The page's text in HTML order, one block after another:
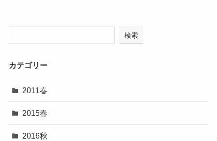
検索
カテゴリー
2011春
2015春
2016秋